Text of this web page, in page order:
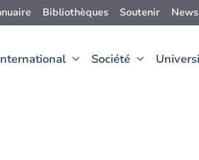
Bibliothèques Soutenir News
Société